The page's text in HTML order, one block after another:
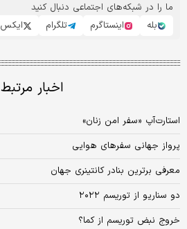
ما را در شبکه‌های اجتماعی دنبال کنید
بله
اینستاگرم تلگرام ایکس
اخبار مرتبط
استارت‌آپ «سفر امن زنان»
پرواز جهانی سفرهای هوایی
معرفی برترین بنادر کانتینری جهان
دو سناریو از توریسم ۲۰۲۲
خروج نبض توریسم از کما؟